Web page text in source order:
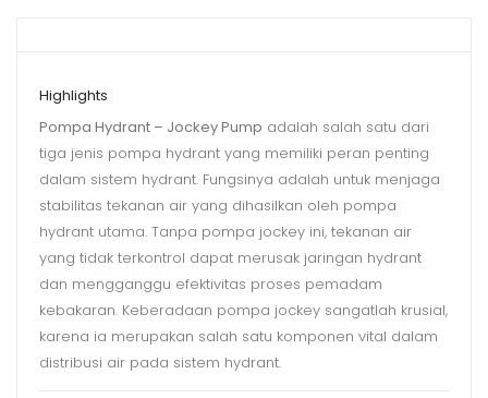
Highlights
Pompa Hydrant – Jockey Pump adalah salah satu dari
tiga jenis pompa hydrant yang memiliki peran penting
dalam sistem hydrant. Fungsinya adalah untuk menjaga
stabilitas tekanan air yang dihasilkan oleh pompa
hydrant utama. Tanpa pompa jockey ini, tekanan air
yang tidak terkontrol dapat merusak jaringan hydrant
dan mengganggu efektivitas proses pemadam
kebakaran. Keberadaan pompa jockey sangatlah krusial,
karena ia merupakan salah satu komponen vital dalam
distribusi air pada sistem hydrant.